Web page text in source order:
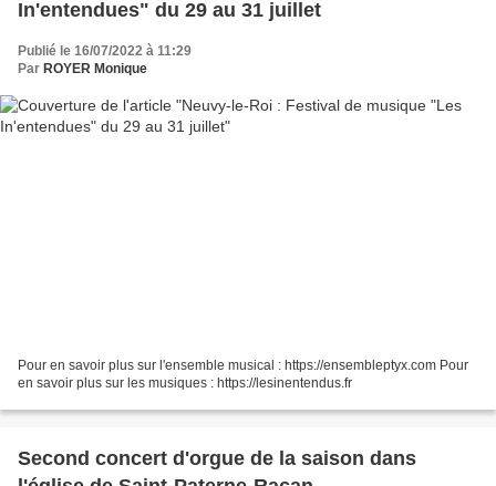
In'entendues" du 29 au 31 juillet
Publié le 16/07/2022 à 11:29
Par ROYER Monique
Pour en savoir plus sur l'ensemble musical : https://ensembleptyx.com Pour
en savoir plus sur les musiques : https://lesinentendus.fr
Second concert d'orgue de la saison dans